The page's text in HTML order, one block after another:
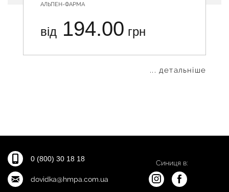
АЛЬПЕН-ФАРМА
від 194.00 грн
... детальніше
0 (800) 30 18 18
dovidka@hmpa.com.ua
Синиця в: